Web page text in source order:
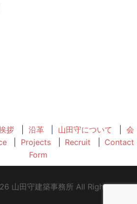
拶 沿革 山田守について
会
Projects Recruit
Contact
Form
山田守建築事務所 All Rights